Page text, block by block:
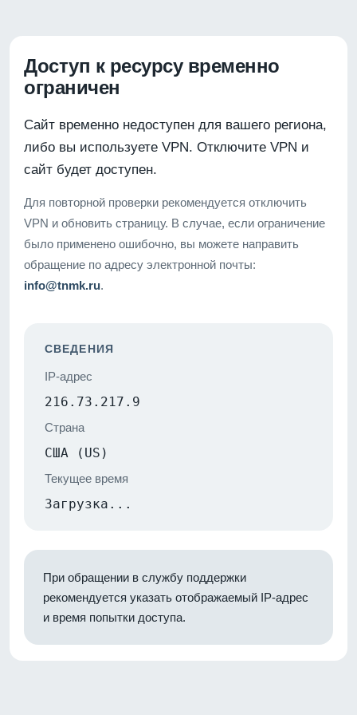
Доступ к ресурсу временно
ограничен
Сайт временно недоступен для вашего региона,
либо вы используете VPN. Отключите VPN и
сайт будет доступен.
Для повторной проверки рекомендуется отключить
VPN и обновить страницу. В случае, если ограничение
было применено ошибочно, вы можете направить
обращение по адресу электронной почты:
info@tnmk.ru.
СВЕДЕНИЯ
IP-адрес
216.73.217.9
Страна
США (US)
Текущее время
Загрузка...
При обращении в службу поддержки
рекомендуется указать отображаемый IP-адрес
и время попытки доступа.